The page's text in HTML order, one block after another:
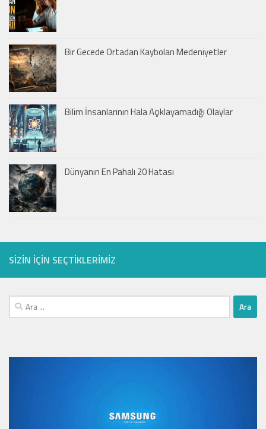
Bir Gecede Ortadan Kaybolan Medeniyetler
Bilim İnsanlarının Hala Açıklayamadığı Olaylar
Dünyanın En Pahalı 20 Hatası
SIZIN IÇIN SEÇTIKLERIMIZ
Arama: